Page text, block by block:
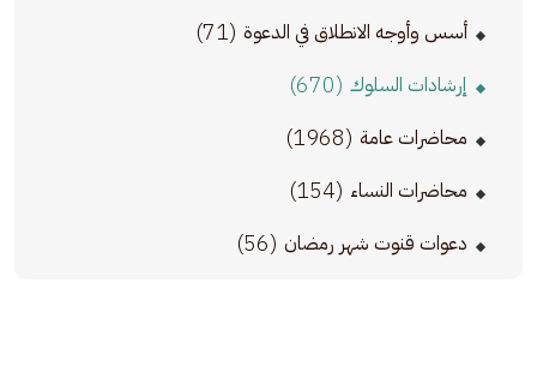
أسس وأوجه الانطلاق في الدعوة (71)
إرشادات السلوك (670)
محاضرات عامة (1968)
محاضرات النساء (154)
دعوات قنوت شهر رمضان (56)